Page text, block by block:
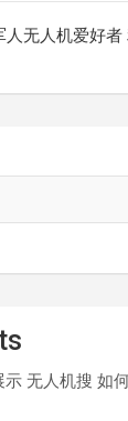
人无人机爱好
无人机搜 如